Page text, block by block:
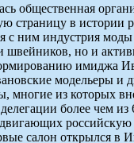
общественная
страницу в истории
с ним индустрия
швейников, но и
имиджа
модельеры и
многие из
более чем
салон открылся в